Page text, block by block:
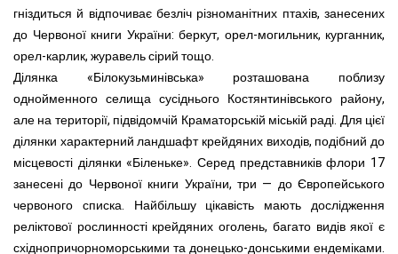
гніздиться й відпочиває безліч різноманітних птахів, занесених
до Червоної книги України: беркут, орел-могильник, курганник,
орел-карлик, журавель сірий тощо.
Ділянка «Білокузьминівська» розташована поблизу
однойменного селища сусіднього Костянтинівського району,
але на території, підвідомчій Краматорській міській раді. Для цієї
ділянки характерний ландшафт крейдяних виходів, подібний до
місцевості ділянки «Біленьке». Серед представників флори 17
занесені до Червоної книги України, три — до Європейського
червоного списка. Найбільшу цікавість мають дослідження
реліктової рослинності крейдяних оголень, багато видів якої є
східнопричорноморськими та донецько-донськими ендеміками.